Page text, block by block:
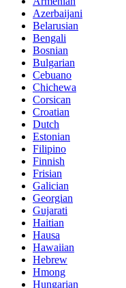
Azerbaijani
Belarusian
Bengali
Bosnian
Bulgarian
Cebuano
Chichewa
Corsican
Croatian
Dutch
Estonian
Filipino
Finnish
Frisian
Galician
Georgian
Gujarati
Haitian
Hausa
Hawaiian
Hebrew
Hmong
Hungarian